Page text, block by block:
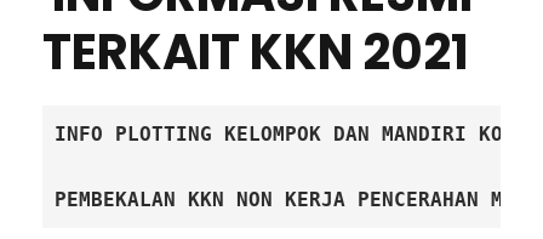
TERKAIT KKN 2021
INFO PLOTTING KELOMPOK DAN MANDIRI
PEMBEKALAN KKN NON KERJA